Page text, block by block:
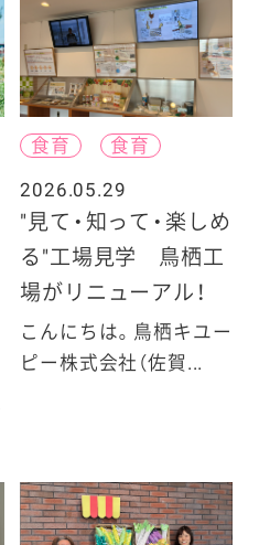
食育
食育
2026.05.29
"見て・知って・楽しめ
る"工場見学 鳥栖工
場がリニューアル！
こんにちは。鳥栖キユー
ピー株式会社（佐賀...